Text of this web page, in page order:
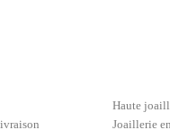
Haute
Joaillerie